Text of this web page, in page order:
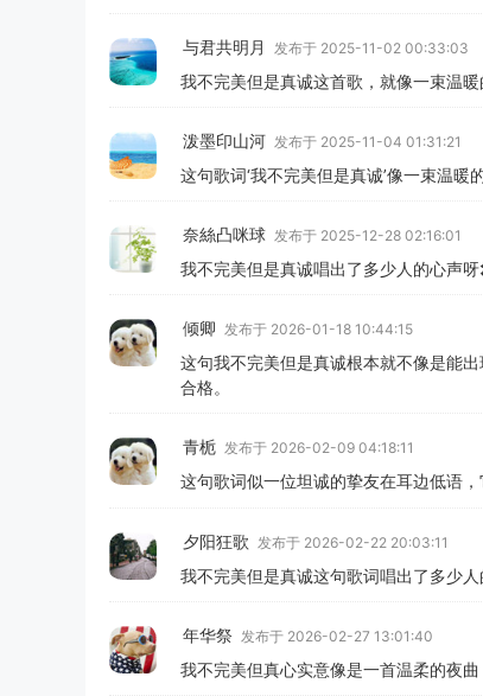
与君共明月 发布于 2025-11-02 00:33:03
我不完美但是真诚这首歌，就像一束温
泼墨印山河 发布于 2025-11-04 01:31:21
这句歌词‘我不完美但是真诚’像一束温
奈絲凸咪球 发布于 2025-12-28 02:16:01
我不完美但是真诚唱出了多少人的心声
倾卿 发布于 2026-01-18 10:44:15
这句我不完美但是真诚根本就不像是能
合格。
青栀 发布于 2026-02-09 04:18:11
这句歌词似一位坦诚的挚友在耳边低语
夕阳狂歌 发布于 2026-02-22 20:03:11
我不完美但是真诚这句歌词唱出了多少
年华祭 发布于 2026-02-27 13:01:40
我不完美但真心实意像是一首温柔的夜